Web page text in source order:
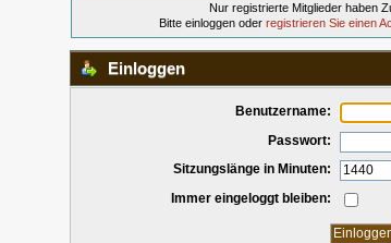
Nur registrierte Mitglieder haben
Bitte einloggen oder registrieren Sie einen
Einloggen
Benutzername:
Passwort:
Sitzungslänge in Minuten:
Immer eingeloggt bleiben: